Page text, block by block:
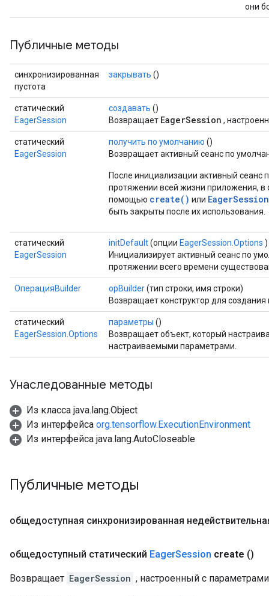
они
Публичные методы
синхронизированная
пустота
закрывать ()
статический
EagerSession
создавать ()
Возвращает EagerSession ,
статический
EagerSession
получить по умолчанию ()
Возвращает активный сеанс по
После инициализации активный сеанс
протяжении всей жизни приложения, в
помощью create() или
быть закрыты после их использования.
статический
EagerSession
initDefault(опции EagerSession.Options )
Инициализирует активный сеанс по
протяжении всего времени
ОперацияBuilder opBuilder(тип строки, имя строки)
Возвращает конструктор для
статический
EagerSession.Options
параметры ()
Возвращает объект, который
настраиваемыми параметрами.
Унаследованные методы
Из класса java.lang.Object
Из интерфейса org.tensorflow.ExecutionEnvironment
Из интерфейса java.lang.AutoCloseable
Публичные методы
общедоступная синхронизированная
общедоступный статический EagerSession create ()
Возвращает EagerSession , настроенный с